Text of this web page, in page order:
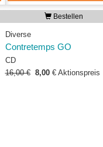
Bestellen
Diverse
Contretemps GO
CD
16,00 € 8,00 €Aktionspreis